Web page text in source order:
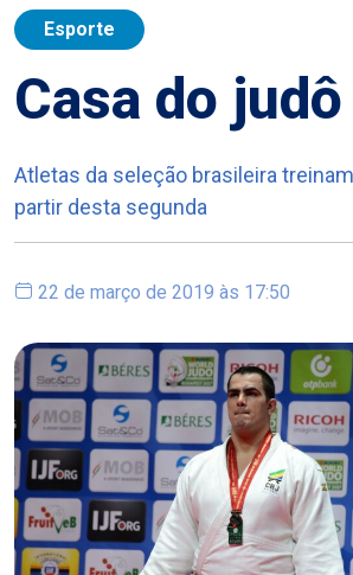
Esporte
Casa do judô
Atletas da seleção brasileira
partir desta segunda
22 de março de 2019 às 17:50